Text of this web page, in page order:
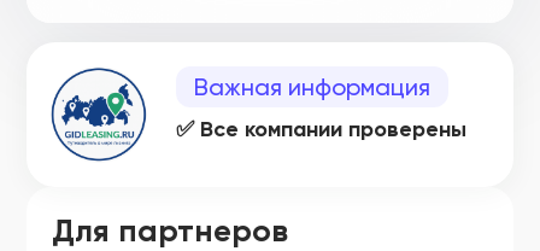
Важная информация
✅ Все компании проверены
Для партнеров